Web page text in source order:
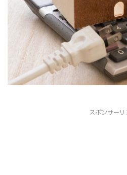
スポンサーリ